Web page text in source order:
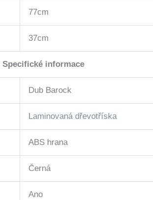
77cm
37cm
Specifické informace
Dub Barock
Laminovaná dřevotříska
ABS hrana
Černá
Ano